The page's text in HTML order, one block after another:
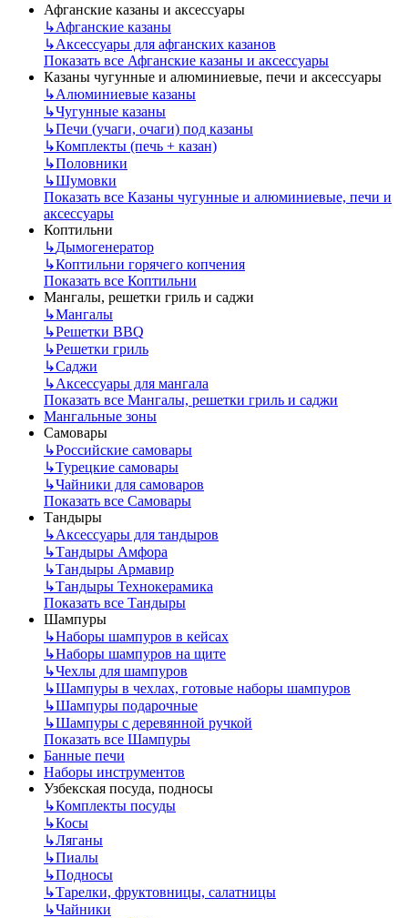
Афганские казаны и аксессуары
↳Афганские казаны
↳Аксессуары для афганских казанов
Показать все Афганские казаны и аксессуары
Казаны чугунные и алюминиевые, печи и аксессуары
↳Алюминиевые казаны
↳Чугунные казаны
↳Печи (учаги, очаги) под казаны
↳Комплекты (печь + казан)
↳Половники
↳Шумовки
Показать все Казаны чугунные и алюминиевые, печи и
аксессуары
Коптильни
↳Дымогенератор
↳Коптильни горячего копчения
Показать все Коптильни
Мангалы, решетки гриль и саджи
↳Мангалы
↳Решетки BBQ
↳Решетки гриль
↳Саджи
↳Аксессуары для мангала
Показать все Мангалы, решетки гриль и саджи
Мангальные зоны
Самовары
↳Российские самовары
↳Турецкие самовары
↳Чайники для самоваров
Показать все Самовары
Тандыры
↳Аксессуары для тандыров
↳Тандыры Амфора
↳Тандыры Армавир
↳Тандыры Технокерамика
Показать все Тандыры
Шампуры
↳Наборы шампуров в кейсах
↳Наборы шампуров на щите
↳Чехлы для шампуров
↳Шампуры в чехлах, готовые наборы шампуров
↳Шампуры подарочные
↳Шампуры с деревянной ручкой
Показать все Шампуры
Банные печи
Наборы инструментов
Узбекская посуда, подносы
↳Комплекты посуды
↳Косы
↳Ляганы
↳Пиалы
↳Подносы
↳Тарелки, фруктовницы, салатницы
↳Чайники